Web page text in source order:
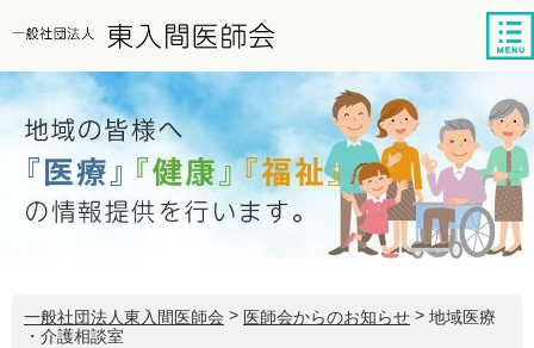
一般社団法人東入間医師会 > 医師会からのお知らせ > 地域医療
・介護相談室